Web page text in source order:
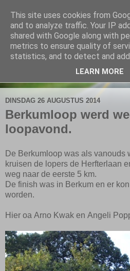
De Elshofbode
Nieuws uit Wijthmen, Herfte en
DINSDAG 26 AUGUSTUS 2014
Berkumloop werd
loopavond.
De Berkumloop was als vanouds
kruisen de lopers de Herfterlaan
weg naar de eerste 5 km.
De finish was in Berkum en er
worden.
Hier oa Arno Kwak en Angeli
This site uses cookies from
and to analyze traffic. Your IP
shared with Google along with
metrics to ensure quality of
statistics, and to detect and
LEARN MORE